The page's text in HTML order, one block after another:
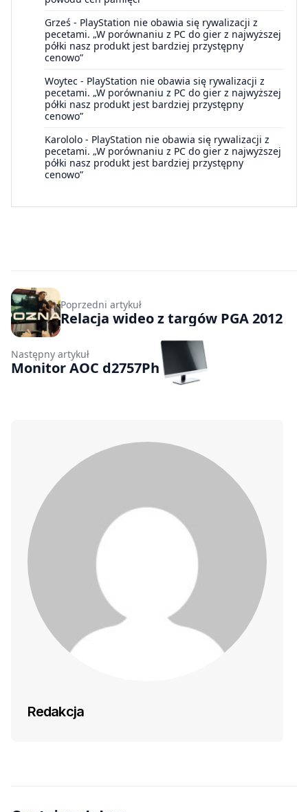
Grześ - PlayStation nie obawia się rywalizacji z
pecetami. „W porównaniu z PC do gier z najwyższej
półki nasz produkt jest bardziej przystępny
cenowo”
Woytec - PlayStation nie obawia się rywalizacji z
pecetami. „W porównaniu z PC do gier z najwyższej
półki nasz produkt jest bardziej przystępny
cenowo”
Karololo - PlayStation nie obawia się rywalizacji z
pecetami. „W porównaniu z PC do gier z najwyższej
półki nasz produkt jest bardziej przystępny
cenowo”
Poprzedni artykuł
Relacja wideo z targów PGA 2012
Następny artykuł
Monitor AOC d2757Ph
Redakcja